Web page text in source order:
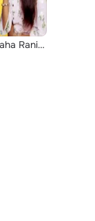
Mari Joganiya Maha Rani Mare Sath Me Re